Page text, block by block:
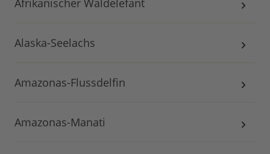
Afrikanischer Waldelefant
Alaska-Seelachs
Amazonas-Flussdelfin
Amazonas-Manati